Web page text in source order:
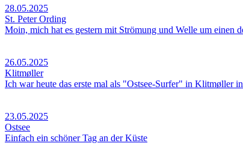
28.05.2025
St. Peter Ording
Moin, mich hat es gestern mit Strömung und Welle um einen
26.05.2025
Klitmøller
Ich war heute das erste mal als "Ostsee-Surfer" in Klitmøller
23.05.2025
Ostsee
Einfach ein schöner Tag an der Küste